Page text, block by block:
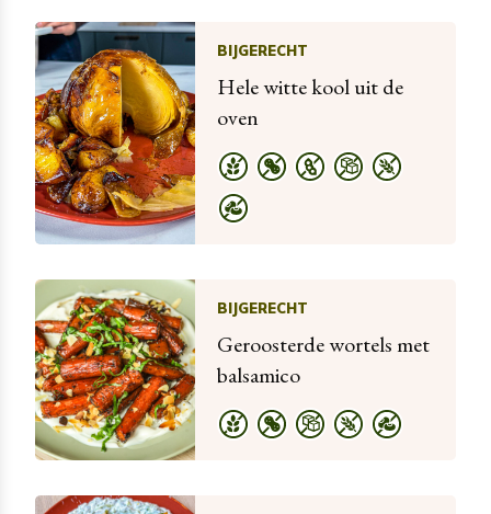
BIJGERECHT
Hele witte kool uit de
oven
BIJGERECHT
Geroosterde wortels met
balsamico